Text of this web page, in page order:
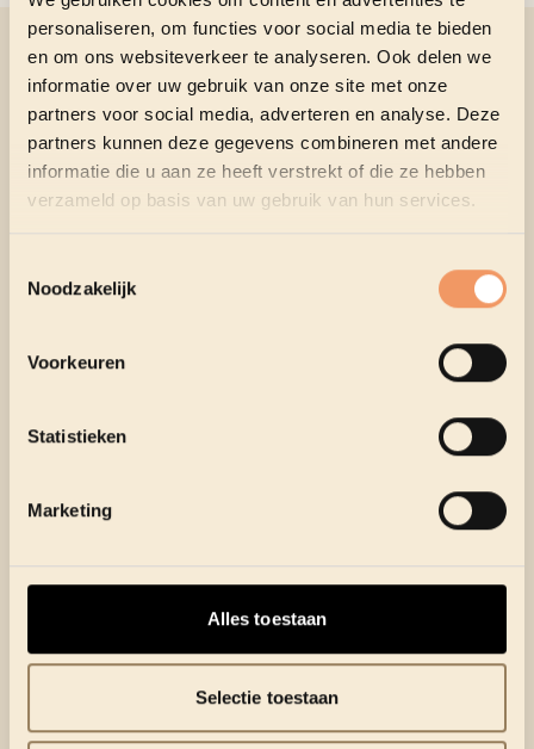
personaliseren, om functies voor social media te bieden
en om ons websiteverkeer te analyseren. Ook delen we
informatie over uw gebruik van onze site met onze
partners voor social media, adverteren en analyse. Deze
partners kunnen deze gegevens combineren met andere
informatie die u aan ze heeft verstrekt of die ze hebben
verzameld op basis van uw gebruik van hun services.
Noodzakelijk
Voorkeuren
Statistieken
Marketing
Alles toestaan
Selectie toestaan
GERELATEERDE EVENTS
NO MORE HEROES - ALEX AGNEW
DO 24 SEPTEMBER•18 UUR